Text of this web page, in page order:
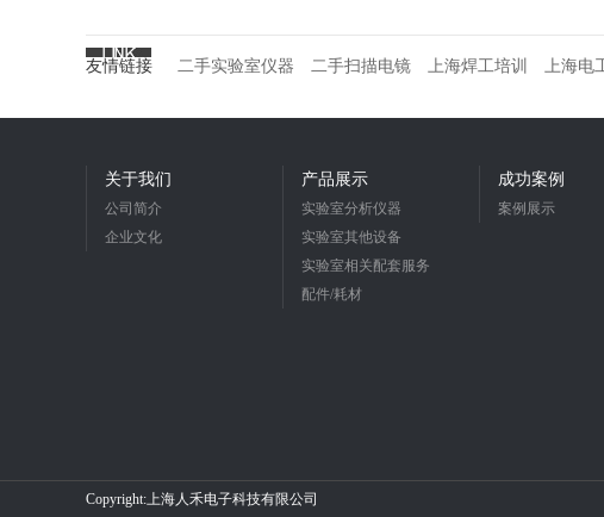
友情链接 二手实验室仪器 二手扫描电镜 上海焊工培训 上海电
关于我们
公司简介
企业文化
产品展示
实验室分析仪器
实验室其他设备
实验室相关配套服务
配件/耗材
成功案例
案例展示
Copyright:上海人禾电子科技有限公司